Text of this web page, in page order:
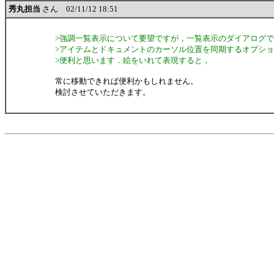
秀丸担当 さん 02/11/12 18:51
>強調一覧表示について要望ですが，一覧表示のダイアログ
>アイテムとドキュメントのカーソル位置を同期するオプシ
>便利と思います．絵をいれて表現すると，
常に移動できれば便利かもしれません。
検討させていただきます。